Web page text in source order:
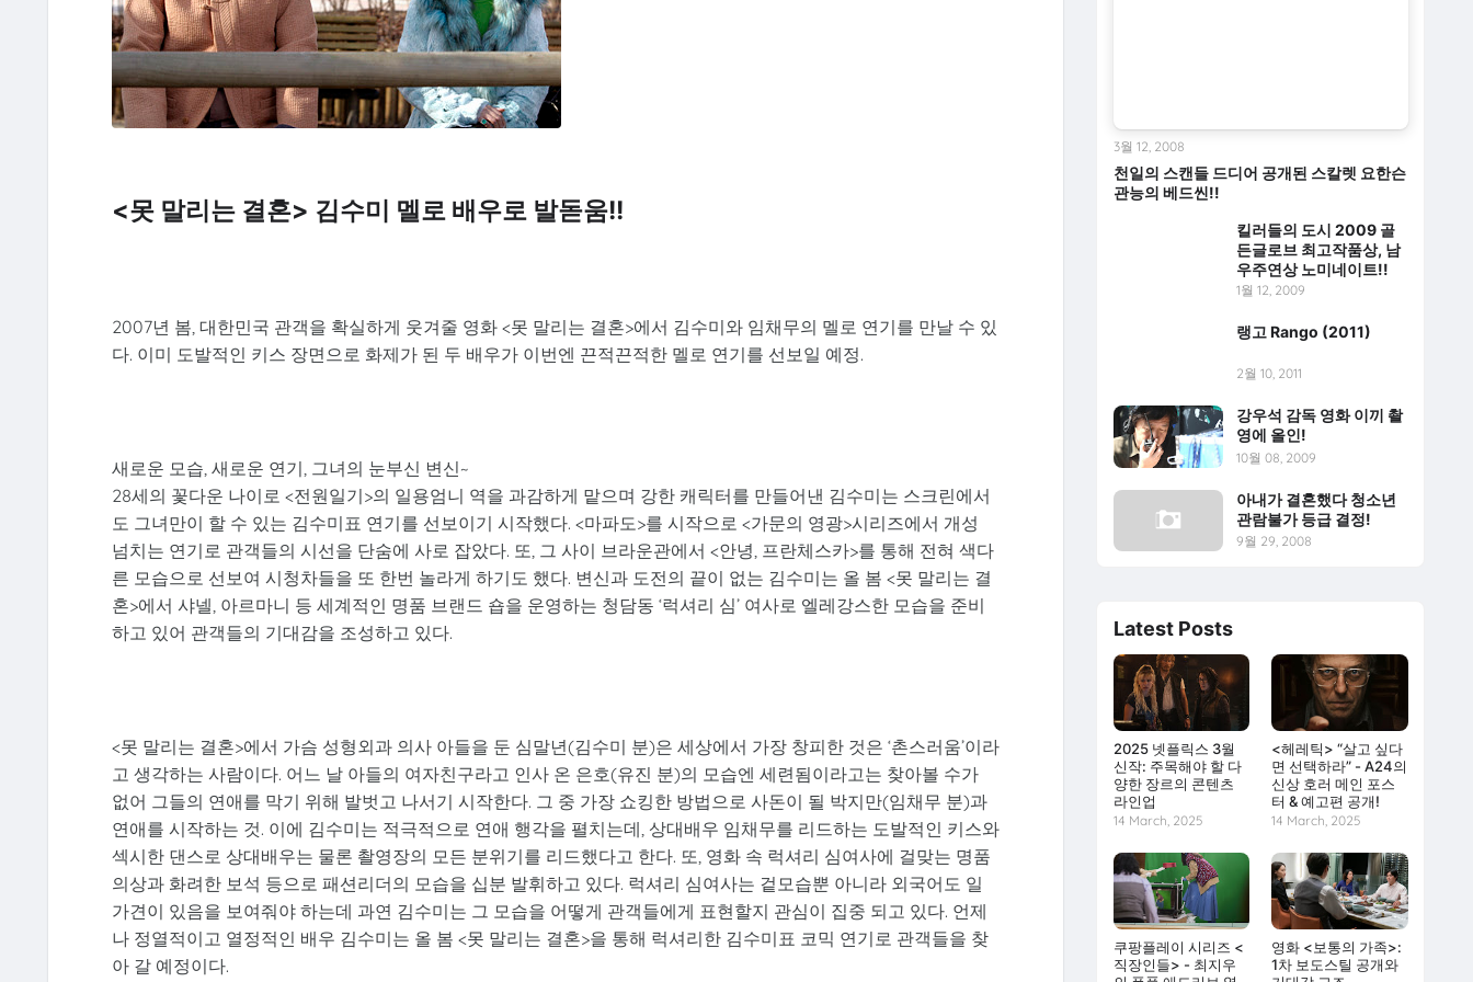
<못 말리는 결혼> 김수미 멜로 배우로 발돋움!!
2007년 봄, 대한민국 관객을 확실하게 웃겨줄 영화 <못 말리는 결혼>에서 김수미와 임채무의 멜로 연기를 만날 수 있
다. 이미 도발적인 키스 장면으로 화제가 된 두 배우가 이번엔 끈적끈적한 멜로 연기를 선보일 예정.
새로운 모습, 새로운 연기, 그녀의 눈부신 변신~
28세의 꽃다운 나이로 <전원일기>의 일용엄니 역을 과감하게 맡으며 강한 캐릭터를 만들어낸 김수미는 스크린에서
도 그녀만이 할 수 있는 김수미표 연기를 선보이기 시작했다. <마파도>를 시작으로 <가문의 영광>시리즈에서 개성
넘치는 연기로 관객들의 시선을 단숨에 사로 잡았다. 또, 그 사이 브라운관에서 <안녕, 프란체스카>를 통해 전혀 색다
른 모습으로 선보여 시청차들을 또 한번 놀라게 하기도 했다. 변신과 도전의 끝이 없는 김수미는 올 봄 <못 말리는 결
혼>에서 샤넬, 아르마니 등 세계적인 명품 브랜드 숍을 운영하는 청담동 ‘럭셔리 심’ 여사로 엘레강스한 모습을 준비
하고 있어 관객들의 기대감을 조성하고 있다.
<못 말리는 결혼>에서 가슴 성형외과 의사 아들을 둔 심말년(김수미 분)은 세상에서 가장 창피한 것은 ‘촌스러움’이라
고 생각하는 사람이다. 어느 날 아들의 여자친구라고 인사 온 은호(유진 분)의 모습엔 세련됨이라고는 찾아볼 수가
없어 그들의 연애를 막기 위해 발벗고 나서기 시작한다. 그 중 가장 쇼킹한 방법으로 사돈이 될 박지만(임채무 분)과
연애를 시작하는 것. 이에 김수미는 적극적으로 연애 행각을 펼치는데, 상대배우 임채무를 리드하는 도발적인 키스와
섹시한 댄스로 상대배우는 물론 촬영장의 모든 분위기를 리드했다고 한다. 또, 영화 속 럭셔리 심여사에 걸맞는 명품
의상과 화려한 보석 등으로 패션리더의 모습을 십분 발휘하고 있다. 럭셔리 심여사는 겉모습뿐 아니라 외국어도 일
가견이 있음을 보여줘야 하는데 과연 김수미는 그 모습을 어떻게 관객들에게 표현할지 관심이 집중 되고 있다. 언제
나 정열적이고 열정적인 배우 김수미는 올 봄 <못 말리는 결혼>을 통해 럭셔리한 김수미표 코믹 연기로 관객들을 찾
아 갈 예정이다.
천일의 스캔들 드디어 공개된 스칼렛 요한슨
관능의 베드씬!!
3월 12, 2008
킬러들의 도시 2009 골
든글로브 최고작품상, 남
우주연상 노미네이트!!
1월 12, 2009
랭고 Rango (2011)
2월 10, 2011
강우석 감독 영화 이끼 촬
영에 올인!
10월 08, 2009
아내가 결혼했다 청소년
관람불가 등급 결정!
9월 29, 2008
Latest Posts
2025 넷플릭스 3월
신작: 주목해야 할 다
양한 장르의 콘텐츠
라인업
14 March, 2025
<헤레틱> “살고 싶다
면 선택하라” - A24의
신상 호러 메인 포스
터 & 예고편 공개!
14 March, 2025
쿠팡플레이 시리즈 <
직장인들> - 최지우
영화 <보통의 가족>:
1차 보도스틸 공개와